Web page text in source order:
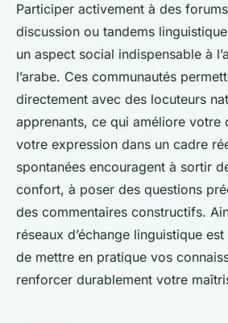
Participer activement à des
discussion ou tandems
un aspect social indispensable à
l’arabe. Ces communautés
directement avec des locuteurs
apprenants, ce qui améliore votre
votre expression dans un cadre
spontanées encouragent à sortir
confort, à poser des questions
des commentaires constructifs.
réseaux d’échange linguistique
de mettre en pratique vos
renforcer durablement votre